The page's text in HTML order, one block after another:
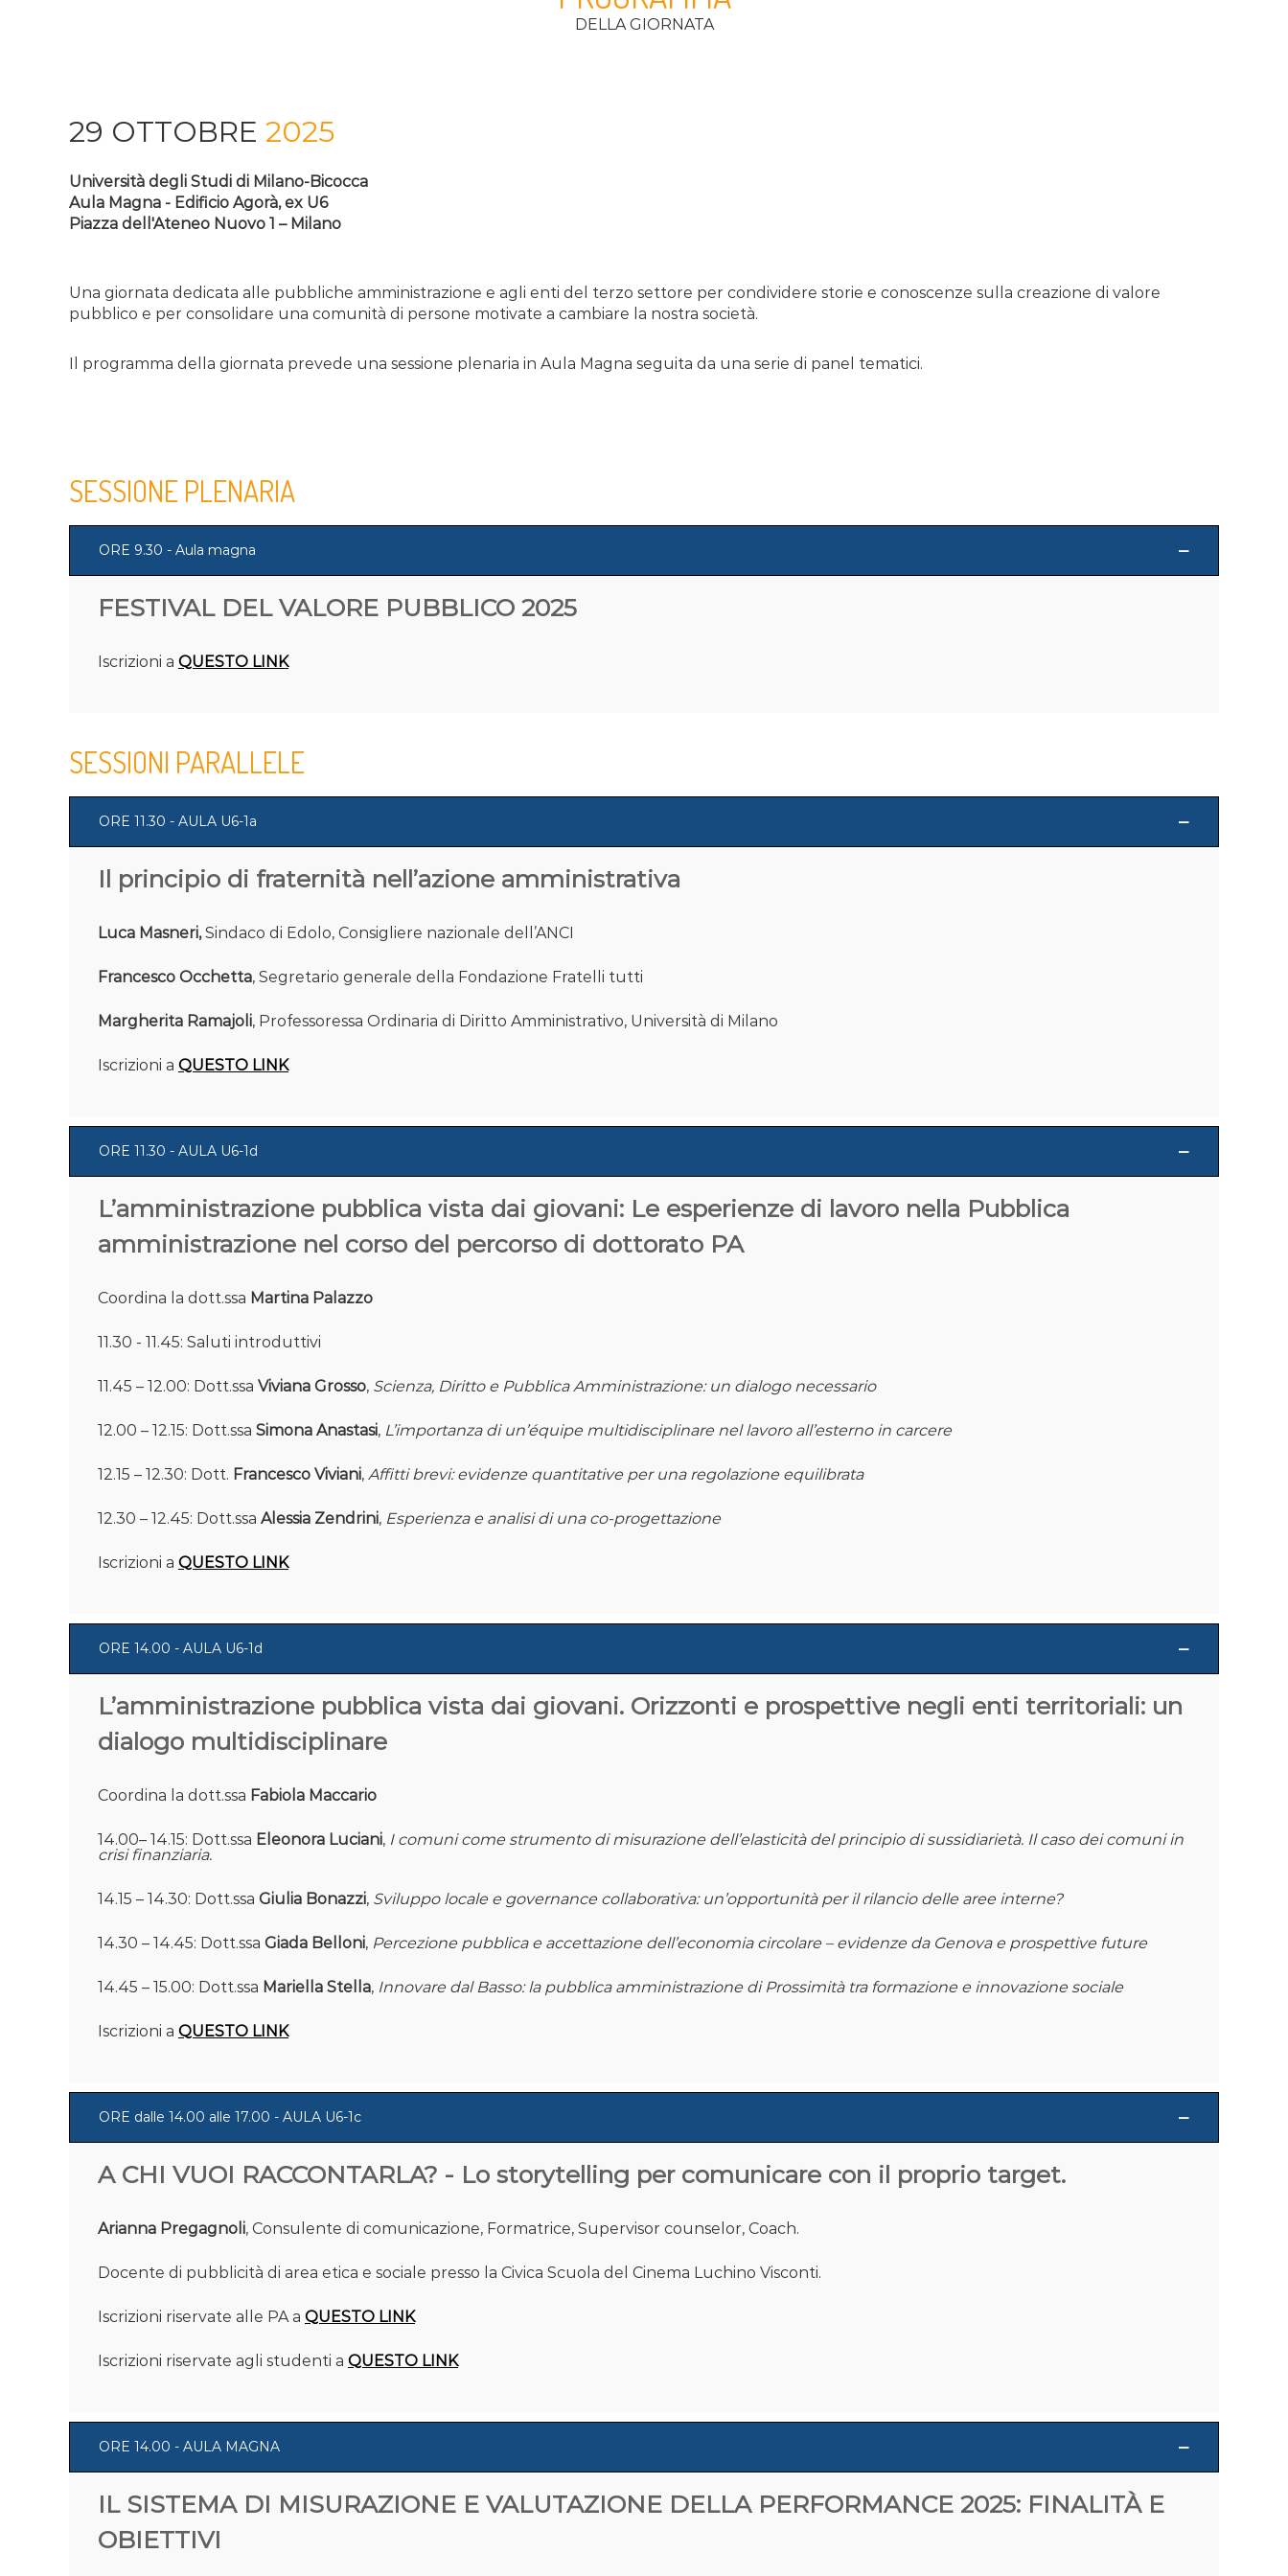
DELLA GIORNATA
29 OTTOBRE 2025
Università degli Studi di Milano-Bicocca
Aula Magna - Edificio Agorà, ex U6
Piazza dell'Ateneo Nuovo 1 – Milano
Una giornata dedicata alle pubbliche amministrazione e agli enti del terzo settore per condividere storie e conoscenze sulla creazione di valore
pubblico e per consolidare una comunità di persone motivate a cambiare la nostra società.
Il programma della giornata prevede una sessione plenaria in Aula Magna seguita da una serie di panel tematici.
SESSIONE PLENARIA
ORE 9.30 - Aula magna
FESTIVAL DEL VALORE PUBBLICO 2025
Iscrizioni a QUESTO LINK
SESSIONI PARALLELE
ORE 11.30 - AULA U6-1a
Il principio di fraternità nell’azione amministrativa
Luca Masneri,Sindaco di Edolo, Consigliere nazionale dell’ANCI
Francesco Occhetta, Segretario generale della Fondazione Fratelli tutti
Margherita Ramajoli, Professoressa Ordinaria di Diritto Amministrativo, Università di Milano
Iscrizioni a QUESTO LINK
ORE 11.30 - AULA U6-1d
L’amministrazione pubblica vista dai giovani: Le esperienze di lavoro nella Pubblica
amministrazione nel corso del percorso di dottorato PA
Coordina la dott.ssa Martina Palazzo
11.30 - 11.45: Saluti introduttivi
11.45 – 12.00: Dott.ssa Viviana Grosso, Scienza, Diritto e Pubblica Amministrazione: un dialogo necessario
12.00 – 12.15: Dott.ssa Simona Anastasi, L’importanza di un’équipe multidisciplinare nel lavoro all’esterno in carcere
12.15 – 12.30: Dott. Francesco Viviani, Affitti brevi: evidenze quantitative per una regolazione equilibrata
12.30 – 12.45: Dott.ssa Alessia Zendrini, Esperienza e analisi di una co-progettazione
Iscrizioni a QUESTO LINK
ORE 14.00 - AULA U6-1d
L’amministrazione pubblica vista dai giovani. Orizzonti e prospettive negli enti territoriali: un
dialogo multidisciplinare
Coordina la dott.ssa Fabiola Maccario
14.00– 14.15: Dott.ssa Eleonora Luciani, I comuni come strumento di misurazione dell’elasticità del principio di sussidiarietà. Il caso dei comuni in
crisi finanziaria.
14.15 – 14.30: Dott.ssa Giulia Bonazzi, Sviluppo locale e governance collaborativa: un’opportunità per il rilancio delle aree interne?
14.30 – 14.45: Dott.ssa Giada Belloni, Percezione pubblica e accettazione dell’economia circolare – evidenze da Genova e prospettive future
14.45 – 15.00: Dott.ssa Mariella Stella, Innovare dal Basso: la pubblica amministrazione di Prossimità tra formazione e innovazione sociale
Iscrizioni a QUESTO LINK
ORE dalle 14.00 alle 17.00 - AULA U6-1c
A CHI VUOI RACCONTARLA? - Lo storytelling per comunicare con il proprio target.
Arianna Pregagnoli, Consulente di comunicazione, Formatrice, Supervisor counselor, Coach.
Docente di pubblicità di area etica e sociale presso la Civica Scuola del Cinema Luchino Visconti.
Iscrizioni riservate alle PA a QUESTO LINK
Iscrizioni riservate agli studenti a QUESTO LINK
ORE 14.00 - AULA MAGNA
IL SISTEMA DI MISURAZIONE E VALUTAZIONE DELLA PERFORMANCE 2025: FINALITÀ E
OBIETTIVI